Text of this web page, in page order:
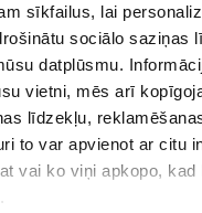
sīkfailus, lai
sociālo saziņas
datplūsmu.
vietni, mēs arī
līdzekļu,
to var apvienot ar citu
vai ko viņi apkopo, kad
16. May